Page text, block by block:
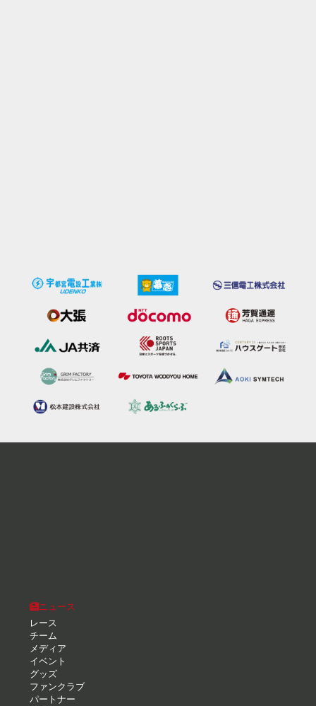
ニュース
レース
チーム
メディア
イベント
グッズ
ファンクラブ
パートナー